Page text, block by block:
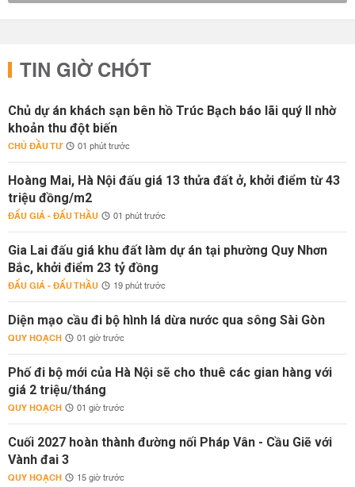
TIN GIỜ CHÓT
Chủ dự án khách sạn bên hồ Trúc Bạch báo lãi quý II nhờ
khoản thu đột biến
CHỦ ĐẦU TƯ 01 phút trước
Hoàng Mai, Hà Nội đấu giá 13 thửa đất ở, khởi điểm từ 43
triệu đồng/m2
ĐẤU GIÁ - ĐẤU THẦU 01 phút trước
Gia Lai đấu giá khu đất làm dự án tại phường Quy Nhơn
Bắc, khởi điểm 23 tỷ đồng
ĐẤU GIÁ - ĐẤU THẦU 19 phút trước
Diện mạo cầu đi bộ hình lá dừa nước qua sông Sài Gòn
QUY HOẠCH 01 giờ trước
Phố đi bộ mới của Hà Nội sẽ cho thuê các gian hàng với
giá 2 triệu/tháng
QUY HOẠCH 01 giờ trước
Cuối 2027 hoàn thành đường nối Pháp Vân - Cầu Giẽ với
Vành đai 3
QUY HOẠCH 15 giờ trước